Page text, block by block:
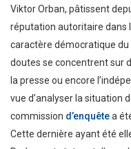
Viktor Orban, pâtissent
réputation autoritaire dans
caractère démocratique
doutes se concentrent sur
la presse ou encore
vue d’analyser la situation
commission d’enquêtea
Cette dernière ayant été